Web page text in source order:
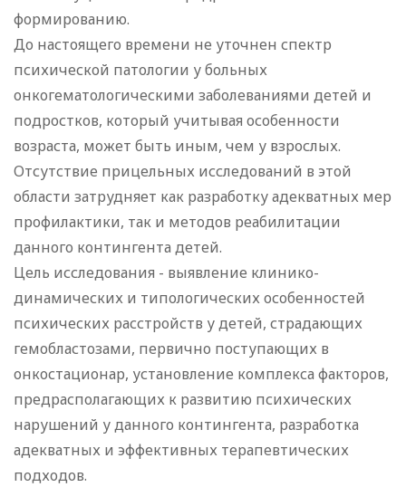
формированию.
До настоящего времени не уточнен спектр
психической патологии у больных
онкогематологическими заболеваниями детей и
подростков, который учитывая особенности
возраста, может быть иным, чем у взрослых.
Отсутствие прицельных исследований в этой
области затрудняет как разработку адекватных мер
профилактики, так и методов реабилитации
данного контингента детей.
Цель исследования - выявление клинико-
динамических и типологических особенностей
психических расстройств у детей, страдающих
гемобластозами, первично поступающих в
онкостационар, установление комплекса факторов,
предрасполагающих к развитию психических
нарушений у данного контингента, разработка
адекватных и эффективных терапевтических
подходов.